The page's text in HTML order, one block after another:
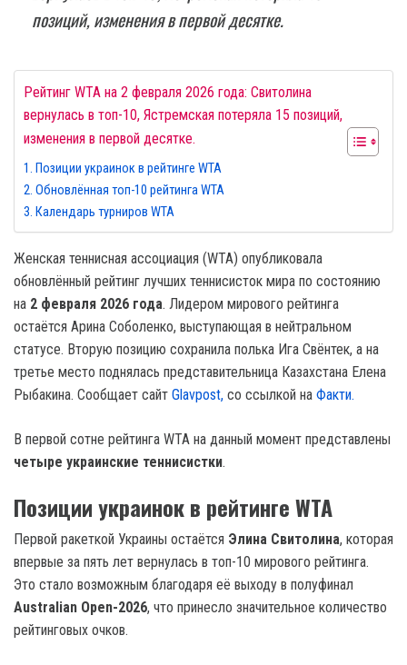
позиций, изменения в первой десятке.
Рейтинг WTA на 2 февраля 2026 года: Свитолина
вернулась в топ-10, Ястремская потеряла 15 позиций,
изменения в первой десятке.
Позиции украинок в рейтинге WTA
Обновлённая топ-10 рейтинга WTA
Календарь турниров WTA
Женская теннисная ассоциация (WTA) опубликовала
обновлённый рейтинг лучших теннисисток мира по состоянию
на 2 февраля 2026 года. Лидером мирового рейтинга
остаётся Арина Соболенко, выступающая в нейтральном
статусе. Вторую позицию сохранила полька Ига Свёнтек, а на
третье место поднялась представительница Казахстана Елена
Рыбакина. Сообщает сайт Glavpost, со ссылкой на Факти.
В первой сотне рейтинга WTA на данный момент представлены
четыре украинские теннисистки.
Позиции украинок в рейтинге WTA
Первой ракеткой Украины остаётся Элина Свитолина, которая
впервые за пять лет вернулась в топ-10 мирового рейтинга.
Это стало возможным благодаря её выходу в полуфинал
Australian Open-2026, что принесло значительное количество
рейтинговых очков.